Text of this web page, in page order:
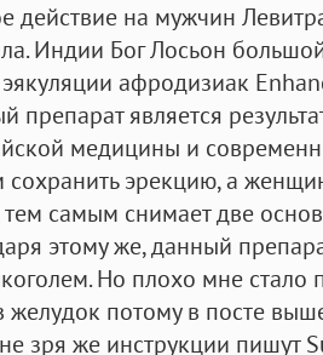
действие на мужчин
Индии Бог Лосьон
афродизиак
препарат является
медицины и
эрекцию, а
тем самым снимает две
этому же, данный
Но плохо мне стало
потому в посте
зря же инструкции пишут